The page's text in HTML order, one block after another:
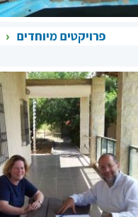
פרויקטים מיוחדים